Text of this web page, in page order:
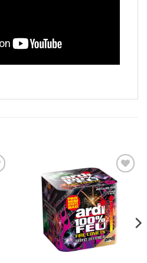
Ajouter
à la liste
de
souhaits